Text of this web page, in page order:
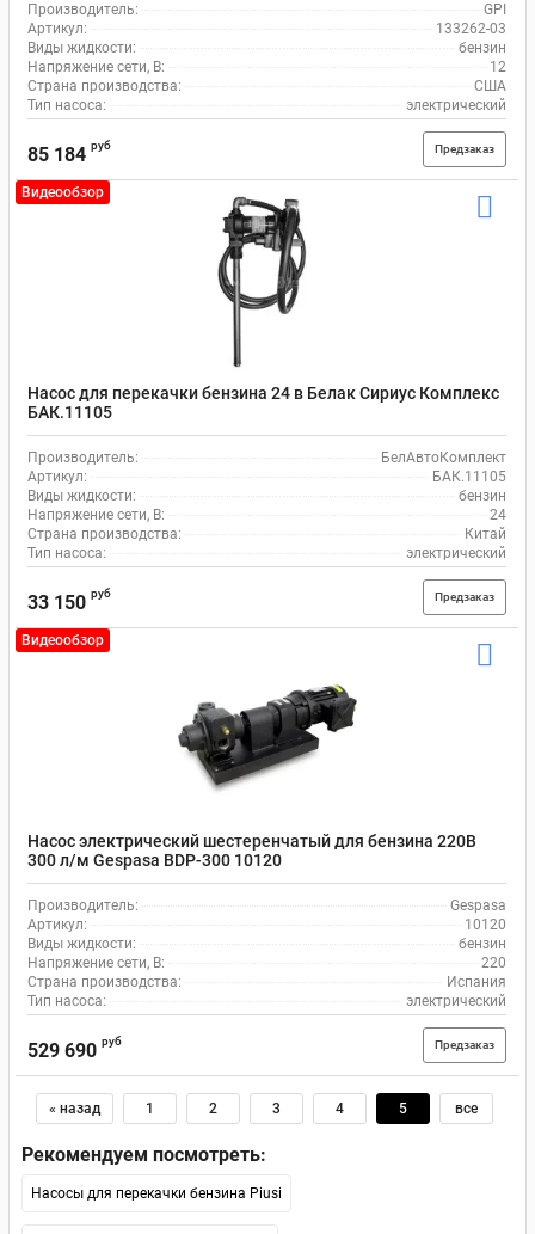
Производитель:
GPI
Артикул:
133262-03
Виды жидкости:
бензин
Напряжение сети, В:
12
Страна производства:
США
Тип насоса:
электрический
85 184 руб Предзаказ
Видеообзор
Насос для перекачки бензина 24 в Белак Сириус Комплекс
БАК.11105
Производитель:
БелАвтоКомплект
Артикул:
БАК.11105
Виды жидкости:
бензин
Напряжение сети, В:
24
Страна производства:
Китай
Тип насоса:
электрический
33 150 руб Предзаказ
Видеообзор
Насос электрический шестеренчатый для бензина 220В
300 л/м Gespasa BDP-300 10120
Производитель:
Gespasa
Артикул:
10120
Виды жидкости:
бензин
Напряжение сети, В:
220
Страна производства:
Испания
Тип насоса:
электрический
529 690 руб Предзаказ
« назад 1 2 3 4 5 все
Рекомендуем посмотреть:
Насосы для перекачки бензина Piusi